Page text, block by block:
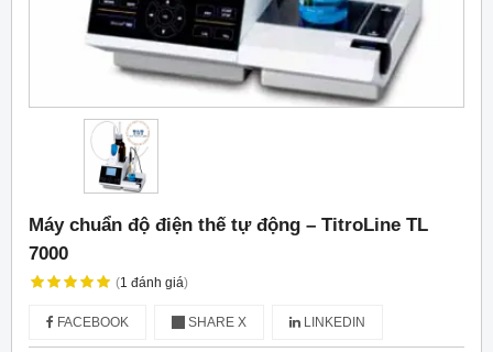
Máy chuẩn độ điện thế tự động – TitroLine TL
7000
(1 đánh giá)
FACEBOOK SHARE X LINKEDIN